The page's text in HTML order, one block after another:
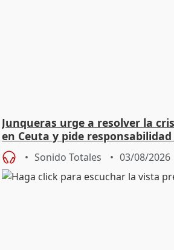
Junqueras urge a resolver la
en Ceuta y pide responsabilidad
Sonido Totales 03/08/2026